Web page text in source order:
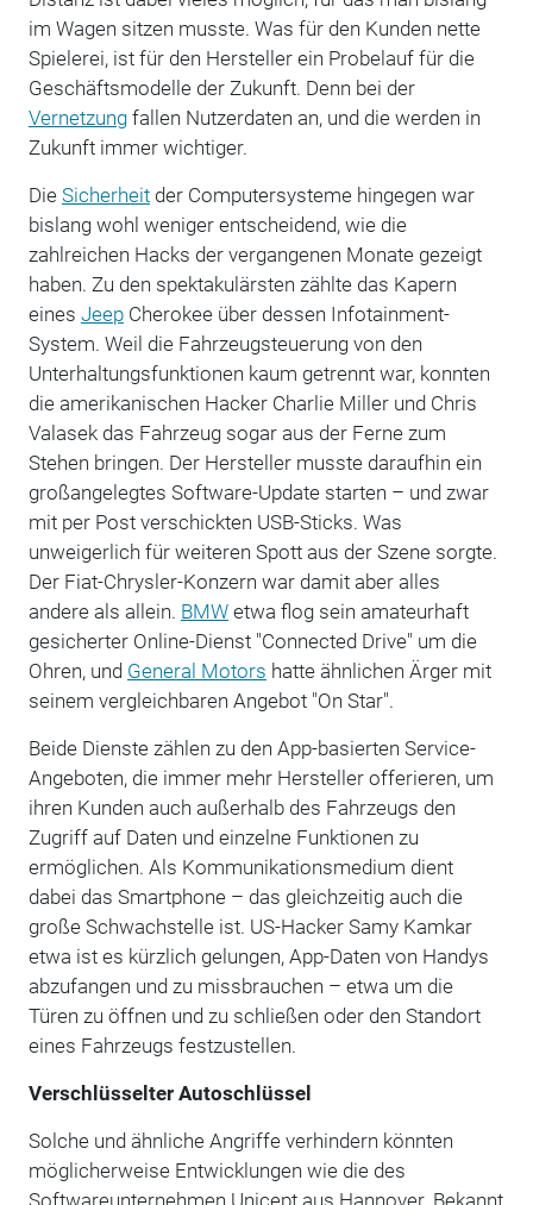
im Wagen sitzen musste. Was für den Kunden nette
Spielerei, ist für den Hersteller ein Probelauf für die
Geschäftsmodelle der Zukunft. Denn bei der
Vernetzungfallen Nutzerdaten an, und die werden in
Zukunft immer wichtiger.
Die Sicherheitder Computersysteme hingegen war
bislang wohl weniger entscheidend, wie die
zahlreichen Hacks der vergangenen Monate gezeigt
haben. Zu den spektakulärsten zählte das Kapern
eines JeepCherokee über dessen Infotainment-
System. Weil die Fahrzeugsteuerung von den
Unterhaltungsfunktionen kaum getrennt war, konnten
die amerikanischen Hacker Charlie Miller und Chris
Valasek das Fahrzeug sogar aus der Ferne zum
Stehen bringen. Der Hersteller musste daraufhin ein
großangelegtes Software-Update starten – und zwar
mit per Post verschickten USB-Sticks. Was
unweigerlich für weiteren Spott aus der Szene sorgte.
Der Fiat-Chrysler-Konzern war damit aber alles
andere als allein. BMWetwa flog sein amateurhaft
gesicherter Online-Dienst "Connected Drive" um die
Ohren, und General Motors hatte ähnlichen Ärger mit
seinem vergleichbaren Angebot "On Star".
Beide Dienste zählen zu den App-basierten Service-
Angeboten, die immer mehr Hersteller offerieren, um
ihren Kunden auch außerhalb des Fahrzeugs den
Zugriff auf Daten und einzelne Funktionen zu
ermöglichen. Als Kommunikationsmedium dient
dabei das Smartphone – das gleichzeitig auch die
große Schwachstelle ist. US-Hacker Samy Kamkar
etwa ist es kürzlich gelungen, App-Daten von Handys
abzufangen und zu missbrauchen – etwa um die
Türen zu öffnen und zu schließen oder den Standort
eines Fahrzeugs festzustellen.
Verschlüsselter Autoschlüssel
Solche und ähnliche Angriffe verhindern könnten
möglicherweise Entwicklungen wie die des
Softwareunternehmen Unicept aus Hannover. Bekannt